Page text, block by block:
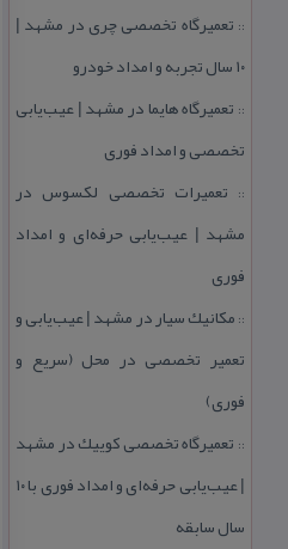
:: تعمیرگاه تخصصی چری در مشهد |
۱۰ سال تجربه و امداد خودرو
:: تعمیرگاه هایما در مشهد | عیب‌یابی
تخصصی و امداد فوری
:: تعمیرات تخصصی لكسوس در
مشهد | عیب‌یابی حرفه‌ای و امداد
فوری
:: مكانیك سیار در مشهد | عیب‌یابی و
تعمیر تخصصی در محل (سریع و
فوری)
:: تعمیرگاه تخصصی كوییك در مشهد
| عیب‌یابی حرفه‌ای و امداد فوری با ۱۰
سال سابقه